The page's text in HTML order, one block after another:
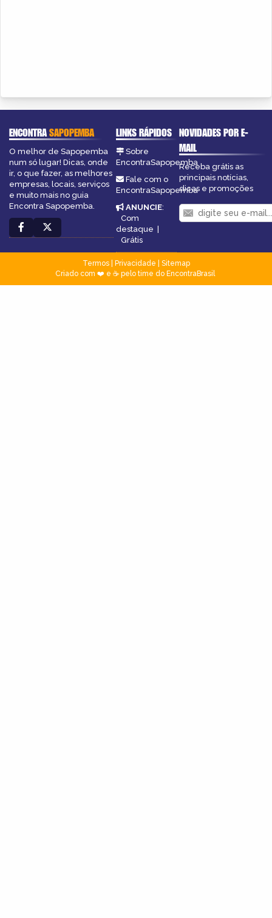
ENCONTRASAPOPEMBA
O melhor de Sapopemba
num só lugar! Dicas, onde
ir, o que fazer, as melhores
empresas, locais, serviços
e muito mais no guia
Encontra Sapopemba.
LINKS RÁPIDOS
Sobre
EncontraSapopemba
Fale com o
EncontraSapopemba
ANUNCIE:
Com
destaque |
Grátis
NOVIDADES POR E-
MAIL
Receba grátis as
principais notícias,
dicas e promoções
Termos| Privacidade
Sitemap
Criado com ❤️ e ☕ pelo time do EncontraBrasil